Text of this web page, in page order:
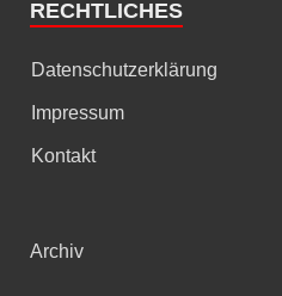
RECHTLICHES
Datenschutzerklärung
Impressum
Kontakt
Archiv